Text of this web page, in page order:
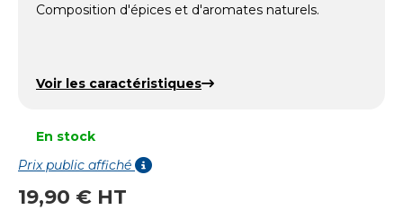
Composition d'épices et d'aromates naturels.
Voir les caractéristiques
En stock
Prix public affiché
19,90 € HT